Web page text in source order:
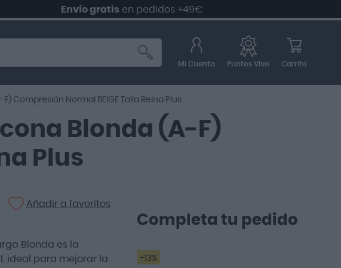
Envío gratisen pedidos +49€
Mi Cuenta Puntos Vivo Carrito
Compresión Normal BEIGE Talla Reina Plus
Blonda (A-F)
Plus
Añadir a favoritos
Blonda es la
ideal para mejorar la
Completa tu pedido
-13%